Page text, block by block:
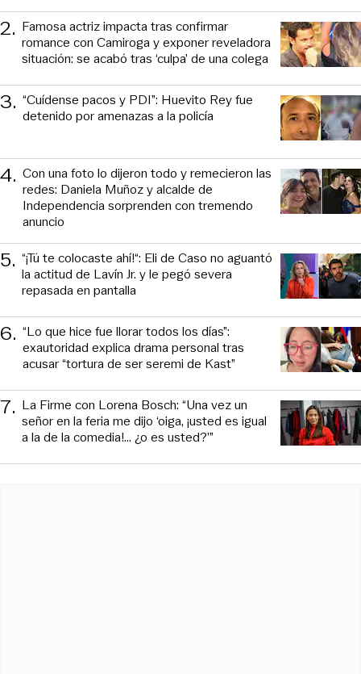
2. Famosa actriz impacta tras confirmar
romance con Camiroga y exponer reveladora
situación: se acabó tras ‘culpa’ de una colega
3. “Cuídense pacos y PDI”: Huevito Rey fue
detenido por amenazas a la policía
4. Con una foto lo dijeron todo y remecieron las
redes: Daniela Muñoz y alcalde de
Independencia sorprenden con tremendo
anuncio
5. “¡Tú te colocaste ahí!“: Eli de Caso no aguantó
la actitud de Lavín Jr. y le pegó severa
repasada en pantalla
6. “Lo que hice fue llorar todos los días”:
exautoridad explica drama personal tras
acusar “tortura de ser seremi de Kast”
7. La Firme con Lorena Bosch: “Una vez un
señor en la feria me dijo ‘oiga, ¡usted es igual
a la de la comedia!... ¿o es usted?’”